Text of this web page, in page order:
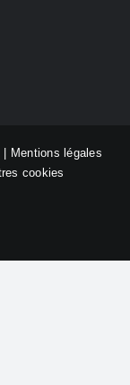
Mentions légales
cookies